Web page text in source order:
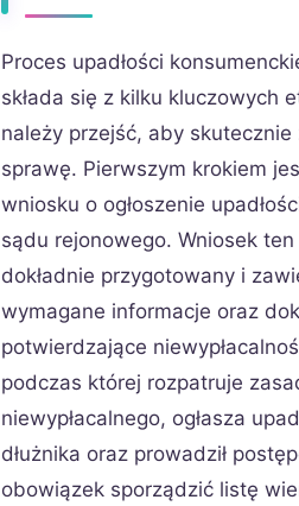
Proces upadłości
składa się z kilku kluczowych
należy przejść, aby skutecznie
sprawę. Pierwszym krokiem
wniosku o ogłoszenie
sądu rejonowego. Wniosek
dokładnie przygotowany i
wymagane informacje oraz
potwierdzające
podczas której rozpatruje
niewypłacalnego, ogłasza
dłużnika oraz prowadził
obowiązek sporządzić listę